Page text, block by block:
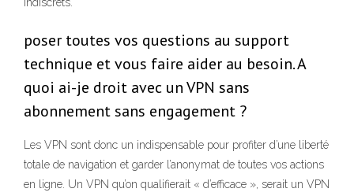
poser toutes vos questions au support
technique et vous faire aider au besoin. A
quoi ai-je droit avec un VPN sans
abonnement sans engagement ?
Les VPN sont donc un indispensable pour profiter d’une liberté
totale de navigation et garder l’anonymat de toutes vos actions
en ligne. Un VPN qu’on qualifierait « d’efficace », serait un VPN